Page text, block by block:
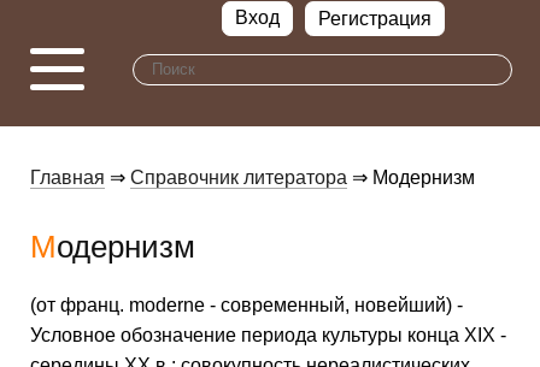
Вход Регистрация
Главная ⇒ Справочник литератора ⇒ Модернизм
Модернизм
(от франц. moderne - современный, новейший) -
Условное обозначение периода культуры конца ХIХ -